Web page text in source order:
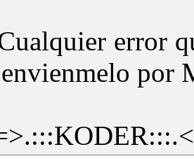
error
por